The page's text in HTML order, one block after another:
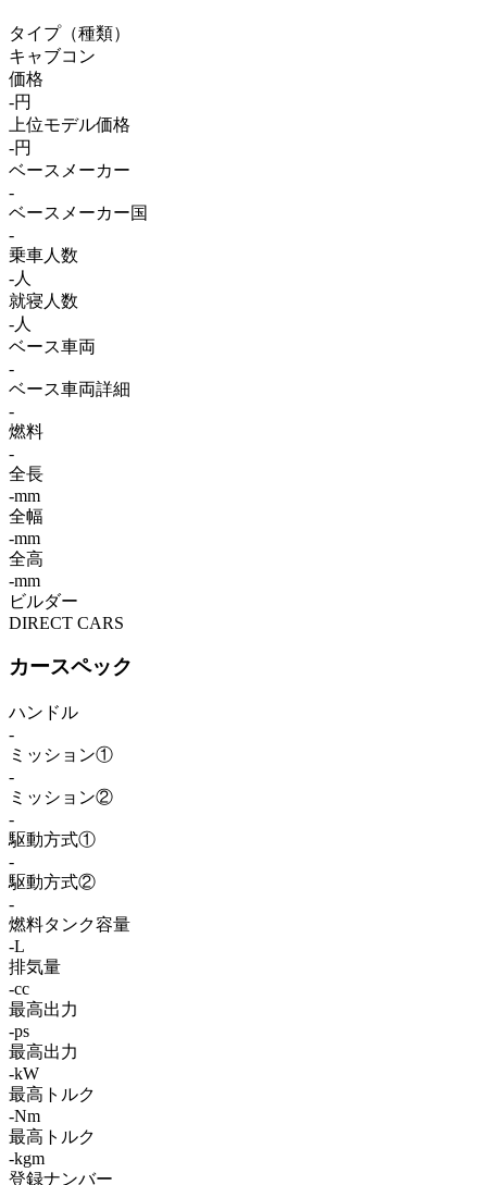
タイプ（種類）
キャブコン
価格
-円
上位モデル価格
-円
ベースメーカー
-
ベースメーカー国
-
乗車人数
-人
就寝人数
-人
ベース車両
-
ベース車両詳細
-
燃料
-
全長
-mm
全幅
-mm
全高
-mm
ビルダー
DIRECT CARS
カースペック
ハンドル
-
ミッション①
-
ミッション②
-
駆動方式①
-
駆動方式②
-
燃料タンク容量
-L
排気量
-cc
最高出力
-ps
最高出力
-kW
最高トルク
-Nm
最高トルク
-kgm
登録ナンバー